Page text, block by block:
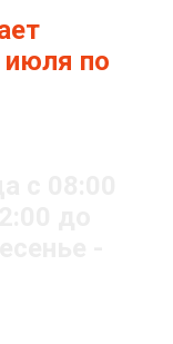
июля по